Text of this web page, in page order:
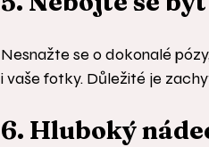
Nesnažte se o dokonalé
i vaše fotky. Důležité je
6. Hluboký